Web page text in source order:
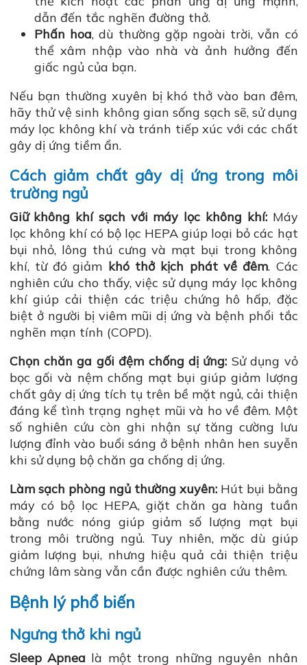
dẫn đến tắc nghẽn đường thở.
Phấn hoa, dù thường gặp ngoài trời, vẫn có
thể xâm nhập vào nhà và ảnh hưởng đến
giấc ngủ của bạn.
Nếu bạn thường xuyên bị khó thở vào ban đêm,
hãy thử vệ sinh không gian sống sạch sẽ, sử dụng
máy lọc không khí và tránh tiếp xúc với các chất
gây dị ứng tiềm ẩn.
Cách giảm chất gây dị ứng trong môi
trường ngủ
Giữ không khí sạch với máy lọc không khí:Máy
lọc không khí có bộ lọc HEPA giúp loại bỏ các hạt
bụi nhỏ, lông thú cưng và mạt bụi trong không
khí, từ đó giảm khó thở kịch phát về đêm. Các
nghiên cứu cho thấy, việc sử dụng máy lọc không
khí giúp cải thiện các triệu chứng hô hấp, đặc
biệt ở người bị viêm mũi dị ứng và bệnh phổi tắc
nghẽn mạn tính (COPD).
Chọn chăn ga gối đệm chống dị ứng: Sử dụng vỏ
bọc gối và nệm chống mạt bụi giúp giảm lượng
chất gây dị ứng tích tụ trên bề mặt ngủ, cải thiện
đáng kể tình trạng nghẹt mũi và ho về đêm. Một
số nghiên cứu còn ghi nhận sự tăng cường lưu
lượng đỉnh vào buổi sáng ở bệnh nhân hen suyễn
khi sử dụng bộ chăn ga chống dị ứng.
Làm sạch phòng ngủ thường xuyên:Hút bụi bằng
máy có bộ lọc HEPA, giặt chăn ga hàng tuần
bằng nước nóng giúp giảm số lượng mạt bụi
trong môi trường ngủ. Tuy nhiên, mặc dù giúp
giảm lượng bụi, nhưng hiệu quả cải thiện triệu
chứng lâm sàng vẫn cần được nghiên cứu thêm.
Bệnh lý phổ biến
Ngưng thở khi ngủ
Sleep Apnea là một trong những nguyên nhân